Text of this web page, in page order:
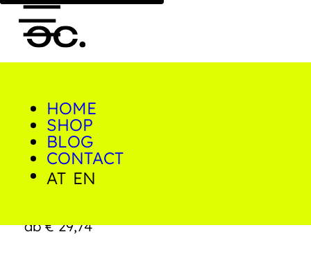
0
HOME
SHOP
BLOG
CONTACT
AT EN
Home / Shop
ACAB
ab€29,74